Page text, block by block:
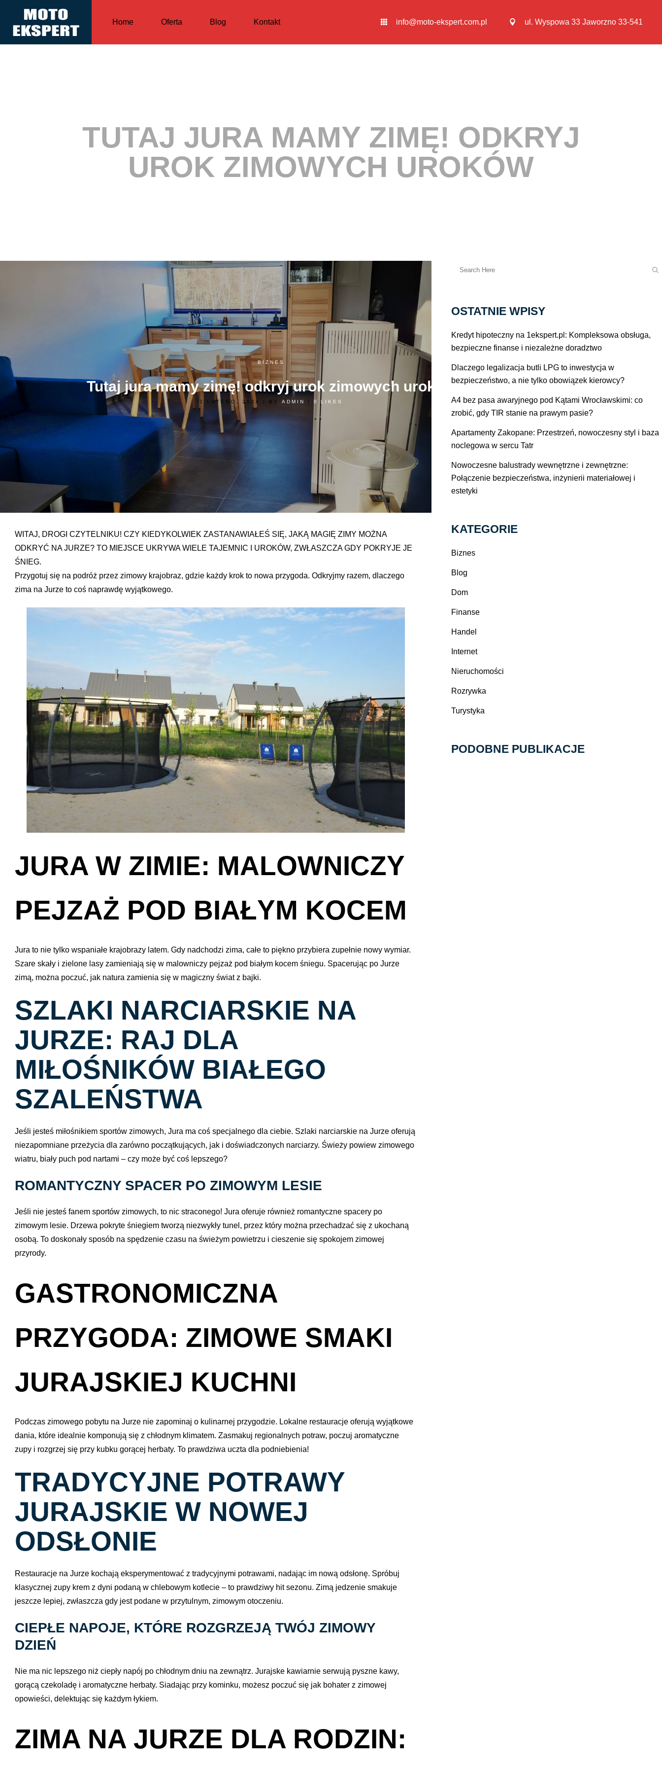
info@moto-ekspert.com.pl ul. Wyspowa 33 Jaworzno 33-541
Home Oferta Blog Kontakt
TUTAJ JURA MAMY ZIMĘ! ODKRYJ
UROK ZIMOWYCH UROKÓW
BIZNES
Tutaj jura mamy zimę! odkryj urok zimowych uroków
2 LUTEGO, 2024 | BY ADMIN | 0 LIKES
WITAJ, DROGI CZYTELNIKU! CZY KIEDYKOLWIEK ZASTANAWIAŁEŚ SIĘ, JAKĄ MAGIĘ ZIMY MOŻNA
ODKRYĆ NA JURZE? TO MIEJSCE UKRYWA WIELE TAJEMNIC I UROKÓW, ZWŁASZCZA GDY POKRYJE JE
ŚNIEG.
Przygotuj się na podróż przez zimowy krajobraz, gdzie każdy krok to nowa przygoda. Odkryjmy razem, dlaczego
zima na Jurze to coś naprawdę wyjątkowego.
JURA W ZIMIE: MALOWNICZY
PEJZAŻ POD BIAŁYM KOCEM
Jura to nie tylko wspaniałe krajobrazy latem. Gdy nadchodzi zima, całe to piękno przybiera zupełnie nowy wymiar.
Szare skały i zielone lasy zamieniają się w malowniczy pejzaż pod białym kocem śniegu. Spacerując po Jurze
zimą, można poczuć, jak natura zamienia się w magiczny świat z bajki.
SZLAKI NARCIARSKIE NA
JURZE: RAJ DLA
MIŁOŚNIKÓW BIAŁEGO
SZALEŃSTWA
Jeśli jesteś miłośnikiem sportów zimowych, Jura ma coś specjalnego dla ciebie. Szlaki narciarskie na Jurze oferują
niezapomniane przeżycia dla zarówno początkujących, jak i doświadczonych narciarzy. Świeży powiew zimowego
wiatru, biały puch pod nartami – czy może być coś lepszego?
ROMANTYCZNY SPACER PO ZIMOWYM LESIE
Jeśli nie jesteś fanem sportów zimowych, to nic straconego! Jura oferuje również romantyczne spacery po
zimowym lesie. Drzewa pokryte śniegiem tworzą niezwykły tunel, przez który można przechadzać się z ukochaną
osobą. To doskonały sposób na spędzenie czasu na świeżym powietrzu i cieszenie się spokojem zimowej
przyrody.
GASTRONOMICZNA
PRZYGODA: ZIMOWE SMAKI
JURAJSKIEJ KUCHNI
Podczas zimowego pobytu na Jurze nie zapominaj o kulinarnej przygodzie. Lokalne restauracje oferują wyjątkowe
dania, które idealnie komponują się z chłodnym klimatem. Zasmakuj regionalnych potraw, poczuj aromatyczne
zupy i rozgrzej się przy kubku gorącej herbaty. To prawdziwa uczta dla podniebienia!
TRADYCYJNE POTRAWY
JURAJSKIE W NOWEJ
ODSŁONIE
Restauracje na Jurze kochają eksperymentować z tradycyjnymi potrawami, nadając im nową odsłonę. Spróbuj
klasycznej zupy krem z dyni podaną w chlebowym kotlecie – to prawdziwy hit sezonu. Zimą jedzenie smakuje
jeszcze lepiej, zwłaszcza gdy jest podane w przytulnym, zimowym otoczeniu.
CIEPŁE NAPOJE, KTÓRE ROZGRZEJĄ TWÓJ ZIMOWY
DZIEŃ
Nie ma nic lepszego niż ciepły napój po chłodnym dniu na zewnątrz. Jurajske kawiarnie serwują pyszne kawy,
gorącą czekoladę i aromatyczne herbaty. Siadając przy kominku, możesz poczuć się jak bohater z zimowej
opowieści, delektując się każdym łykiem.
ZIMA NA JURZE DLA RODZIN:
OSTATNIE WPISY
Kredyt hipoteczny na 1ekspert.pl: Kompleksowa obsługa,
bezpieczne finanse i niezależne doradztwo
Dlaczego legalizacja butli LPG to inwestycja w
bezpieczeństwo, a nie tylko obowiązek kierowcy?
A4 bez pasa awaryjnego pod Kątami Wrocławskimi: co
zrobić, gdy TIR stanie na prawym pasie?
Apartamenty Zakopane: Przestrzeń, nowoczesny styl i baza
noclegowa w sercu Tatr
Nowoczesne balustrady wewnętrzne i zewnętrzne:
Połączenie bezpieczeństwa, inżynierii materiałowej i
estetyki
KATEGORIE
Biznes
Blog
Dom
Finanse
Handel
Internet
Nieruchomości
Rozrywka
Turystyka
PODOBNE PUBLIKACJE